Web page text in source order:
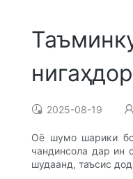
2025-08-19
Оё шумо шарики
чандинсола дар ин
шудаанд, таъсис